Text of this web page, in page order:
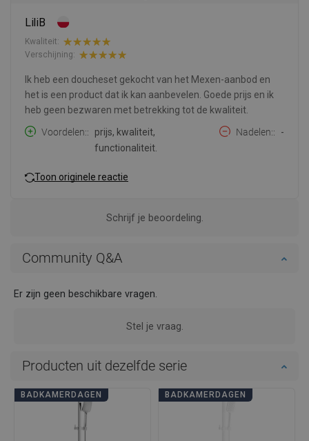
LiliB
Kwaliteit:
Verschijning:
Ik heb een doucheset gekocht van het Mexen-aanbod en
het is een product dat ik kan aanbevelen. Goede prijs en ik
heb geen bezwaren met betrekking tot de kwaliteit.
Voordelen:
prijs, kwaliteit,
functionaliteit.
Nadelen: -
Toon originele reactie
Schrijf je beoordeling.
Community Q&A
Er zijn geen beschikbare vragen.
Stel je vraag.
Producten uit dezelfde serie
BADKAMERDAGEN BADKAMERDAGEN